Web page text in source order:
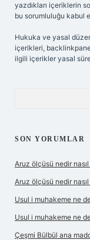
yazdıkları içeriklerin
bu sorumluluğu kabul
Hukuka ve yasal
içerikleri,
ilgili içerikler yasal
SON YORUMLAR
Aruz ölçüsü nedir
Aruz ölçüsü nedir
Usul i muhakeme ne
Usul i muhakeme ne
Çeşmi Bülbül ana